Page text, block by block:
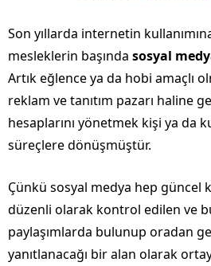
Son yıllarda internetin
mesleklerin başında sosyal
Artık eğlence ya da hobi amaçlı
reklam ve tanıtım pazarı haline
hesaplarını yönetmek kişi ya da
süreçlere dönüşmüştür.
Çünkü sosyal medya hep güncel
düzenli olarak kontrol edilen ve
paylaşımlarda bulunup oradan
yanıtlanacağı bir alan olarak